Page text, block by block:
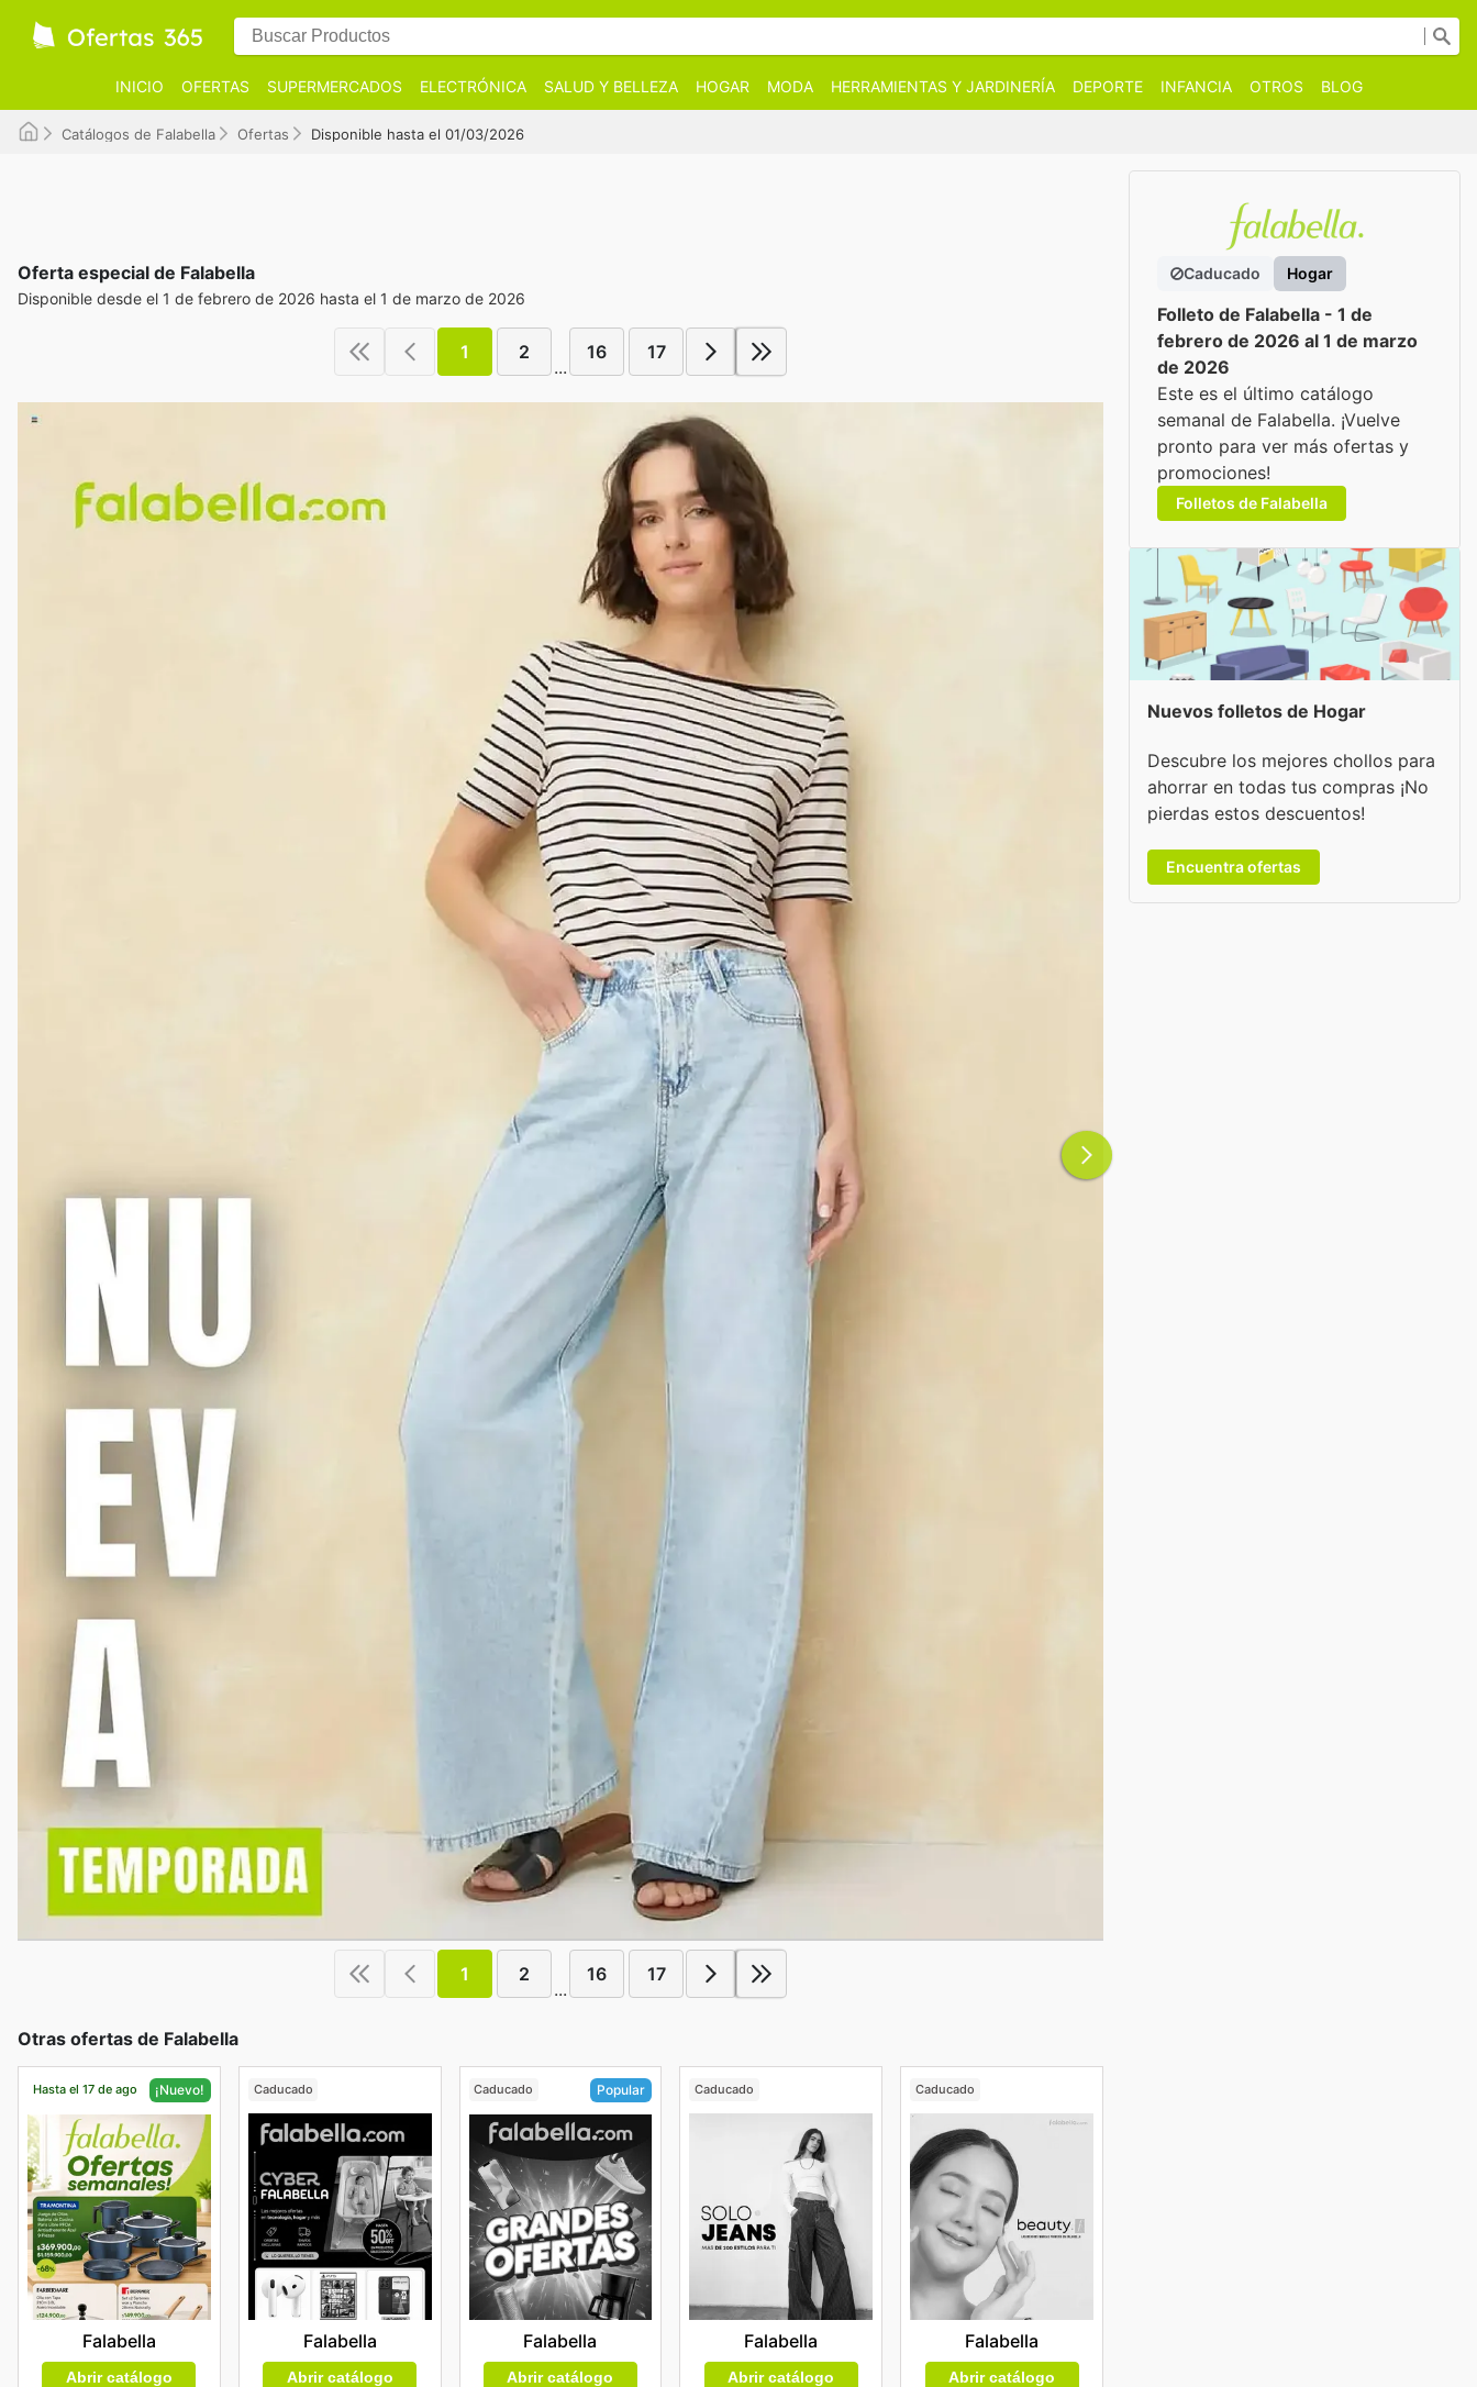
INICIO OFERTAS SUPERMERCADOS ELECTRÓNICA SALUD Y BELLEZA HOGAR MODA HERRAMIENTAS Y JARDINERÍA DEPORTE INFANCIA OTROS BLOG
Catálogos de Falabella Ofertas Disponible hasta el 01/03/2026
Oferta especial de Falabella
Disponible desde el 1 de febrero de 2026 hasta el 1 de marzo de 2026
1 2
...
16 17
1 2
...
16 17
Otras ofertas de Falabella
Hasta el 17 de ago ¡Nuevo!
Falabella
Abrir catálogo
Caducado
Falabella
Abrir catálogo
Caducado Popular
Falabella
Abrir catálogo
Caducado
Falabella
Abrir catálogo
Caducado
Falabella
Abrir catálogo
Caducado Hogar
Folleto de Falabella - 1 de
febrero de 2026 al 1 de marzo
de 2026
Este es el último catálogo
semanal de Falabella. ¡Vuelve
pronto para ver más ofertas y
promociones!
Folletos de Falabella
Nuevos folletos de Hogar
Descubre los mejores chollos para
ahorrar en todas tus compras ¡No
pierdas estos descuentos!
Encuentra ofertas